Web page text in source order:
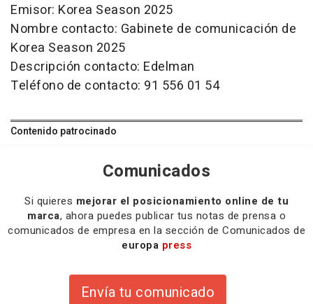
Emisor: Korea Season 2025
Nombre contacto: Gabinete de comunicación de
Korea Season 2025
Descripción contacto: Edelman
Teléfono de contacto: 91 556 01 54
Contenido patrocinado
Comunicados
Si quieres mejorar el posicionamiento online de tu
marca, ahora puedes publicar tus notas de prensa o
comunicados de empresa en la sección de Comunicados de
europa press
Envía tu comunicado